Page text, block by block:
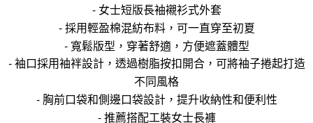
- 女士短版長袖襯衫式外套
- 採用輕盈棉混紡布料，可一直穿至初夏
- 寬鬆版型，穿著舒適，方便遮蓋體型
- 袖口採用袖袢設計，透過樹脂按扣開合，可將袖子捲起打造
不同風格
- 胸前口袋和側邊口袋設計，提升收納性和便利性
- 推薦搭配工裝女士長褲